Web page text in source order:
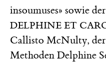
insoumuses» sowie
DELPHINE ET
Callisto McNulty, der
Methoden Delphine